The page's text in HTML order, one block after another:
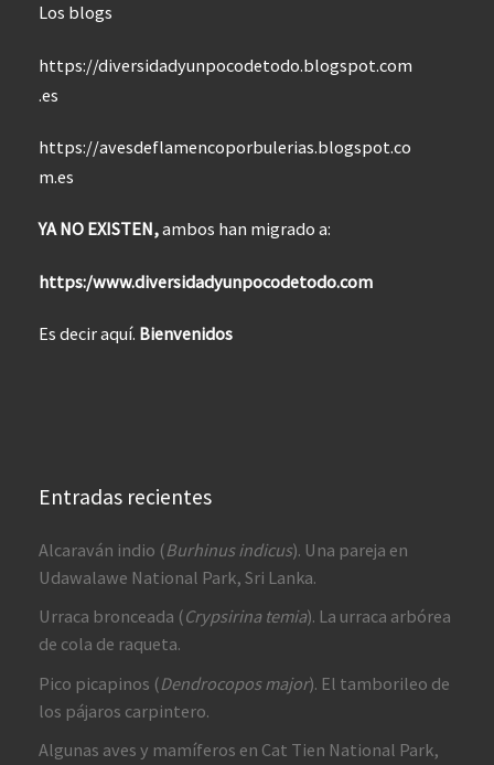
Los blogs
https://diversidadyunpocodetodo.blogspot.com
.es
https://avesdeflamencoporbulerias.blogspot.co
m.es
YA NO EXISTEN,ambos han migrado a:
https:/www.diversidadyunpocodetodo.com
Es decir aquí. Bienvenidos
Entradas recientes
Alcaraván indio (Burhinus indicus). Una pareja en
Udawalawe National Park, Sri Lanka.
Urraca bronceada (Crypsirina temia). La urraca arbórea
de cola de raqueta.
Pico picapinos (Dendrocopos major). El tamborileo de
los pájaros carpintero.
Algunas aves y mamíferos en Cat Tien National Park,